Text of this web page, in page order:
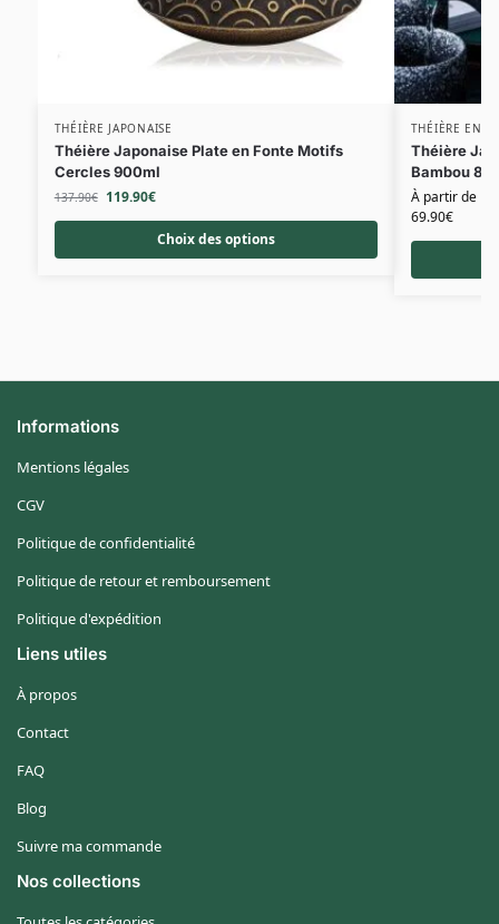
THÉIÈRE JAPONAISE
Théière Japonaise Plate en Fonte Motifs
Cercles 900ml
137.90€ 119.90€
Choix des options
THÉIÈRE EN
Théière
Bambou
À partir de
69.90€
Informations
Mentions légales
CGV
Politique de confidentialité
Politique de retour et remboursement
Politique d'expédition
Liens utiles
À propos
Contact
FAQ
Blog
Suivre ma commande
Nos collections